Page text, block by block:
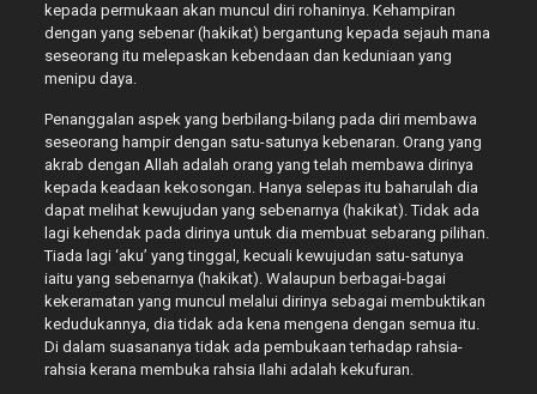
kepada permukaan akan muncul diri rohaninya. Kehampiran
dengan yang sebenar (hakikat) bergantung kepada sejauh mana
seseorang itu melepaskan kebendaan dan keduniaan yang
menipu daya.
Penanggalan aspek yang berbilang-bilang pada diri membawa
seseorang hampir dengan satu-satunya kebenaran. Orang yang
akrab dengan Allah adalah orang yang telah membawa dirinya
kepada keadaan kekosongan. Hanya selepas itu baharulah dia
dapat melihat kewujudan yang sebenarnya (hakikat). Tidak ada
lagi kehendak pada dirinya untuk dia membuat sebarang pilihan.
Tiada lagi ‘aku’ yang tinggal, kecuali kewujudan satu-satunya
iaitu yang sebenarnya (hakikat). Walaupun berbagai-bagai
kekeramatan yang muncul melalui dirinya sebagai membuktikan
kedudukannya, dia tidak ada kena mengena dengan semua itu.
Di dalam suasananya tidak ada pembukaan terhadap rahsia-
rahsia kerana membuka rahsia Ilahi adalah kekufuran.